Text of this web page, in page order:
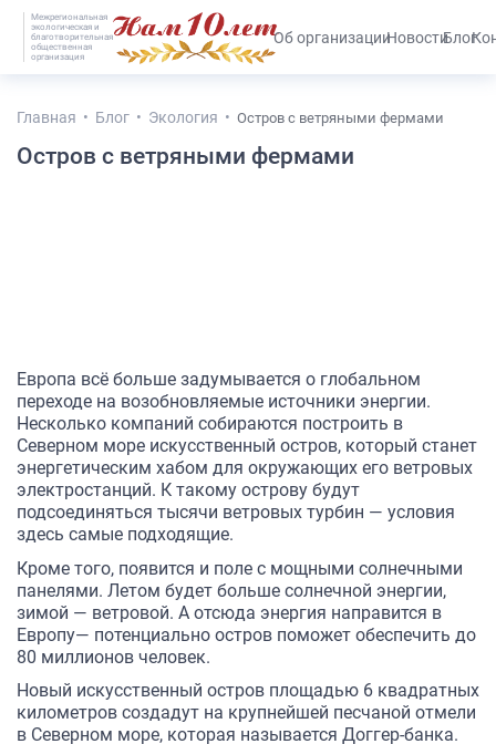
Межрегиональная
экологическая и
благотворительная
общественная
организация
#25536 (без названия)Об организацииНовостиБлог
Главная Блог Экология Остров с ветряными фермами
Остров с ветряными фермами
Европа всё больше задумывается о глобальном
переходе на возобновляемые источники энергии.
Несколько компаний собираются построить в
Северном море искусственный остров, который станет
энергетическим хабом для окружающих его ветровых
электростанций. К такому острову будут
подсоединяться тысячи ветровых турбин — условия
здесь самые подходящие.
Кроме того, появится и поле с мощными солнечными
панелями. Летом будет больше солнечной энергии,
зимой — ветровой. А отсюда энергия направится в
Европу— потенциально остров поможет обеспечить до
80 миллионов человек.
Новый искусственный остров площадью 6 квадратных
километров создадут на крупнейшей песчаной отмели
в Северном море, которая называется Доггер-банка.